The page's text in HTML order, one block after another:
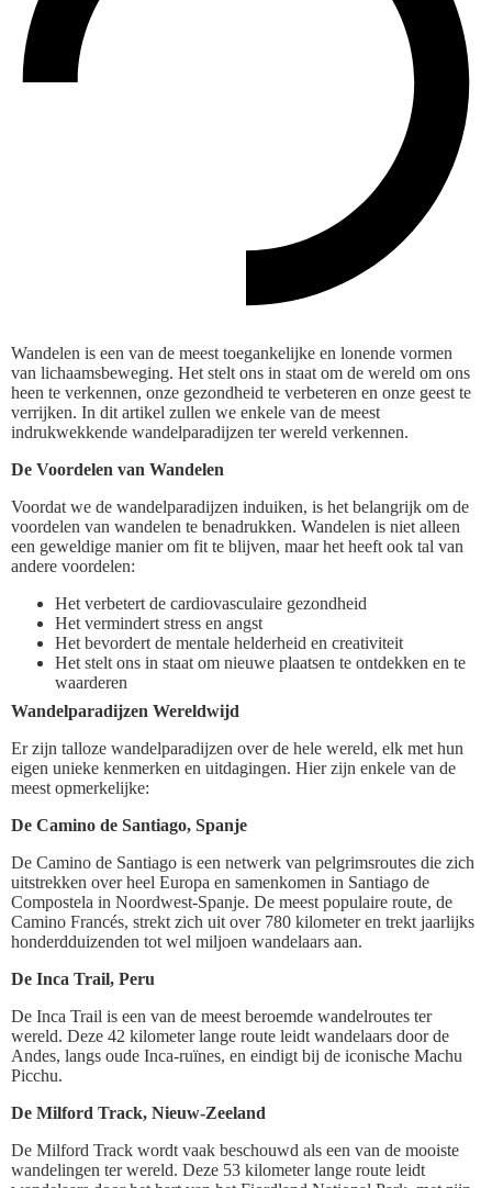
Wandelen is een van de meest toegankelijke en lonende vormen
van lichaamsbeweging. Het stelt ons in staat om de wereld om ons
heen te verkennen, onze gezondheid te verbeteren en onze geest te
verrijken. In dit artikel zullen we enkele van de meest
indrukwekkende wandelparadijzen ter wereld verkennen.
De Voordelen van Wandelen
Voordat we de wandelparadijzen induiken, is het belangrijk om de
voordelen van wandelen te benadrukken. Wandelen is niet alleen
een geweldige manier om fit te blijven, maar het heeft ook tal van
andere voordelen:
Het verbetert de cardiovasculaire gezondheid
Het vermindert stress en angst
Het bevordert de mentale helderheid en creativiteit
Het stelt ons in staat om nieuwe plaatsen te ontdekken en te
waarderen
Wandelparadijzen Wereldwijd
Er zijn talloze wandelparadijzen over de hele wereld, elk met hun
eigen unieke kenmerken en uitdagingen. Hier zijn enkele van de
meest opmerkelijke:
De Camino de Santiago, Spanje
De Camino de Santiago is een netwerk van pelgrimsroutes die zich
uitstrekken over heel Europa en samenkomen in Santiago de
Compostela in Noordwest-Spanje. De meest populaire route, de
Camino Francés, strekt zich uit over 780 kilometer en trekt jaarlijks
honderdduizenden tot wel miljoen wandelaars aan.
De Inca Trail, Peru
De Inca Trail is een van de meest beroemde wandelroutes ter
wereld. Deze 42 kilometer lange route leidt wandelaars door de
Andes, langs oude Inca-ruïnes, en eindigt bij de iconische Machu
Picchu.
De Milford Track, Nieuw-Zeeland
De Milford Track wordt vaak beschouwd als een van de mooiste
wandelingen ter wereld. Deze 53 kilometer lange route leidt